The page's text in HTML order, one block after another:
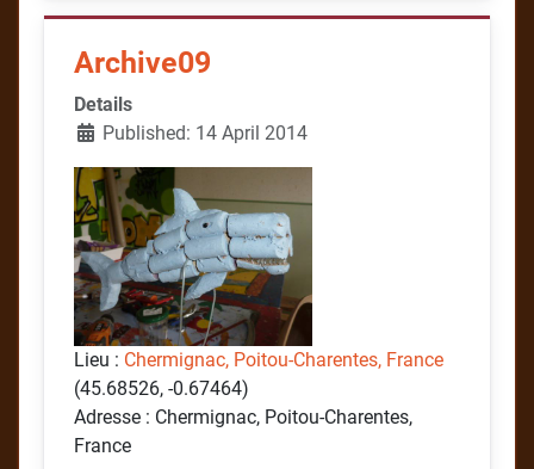
Archive09
Details
Published: 14 April 2014
Lieu : Chermignac, Poitou-Charentes, France
(45.68526, -0.67464)
Adresse : Chermignac, Poitou-Charentes,
France